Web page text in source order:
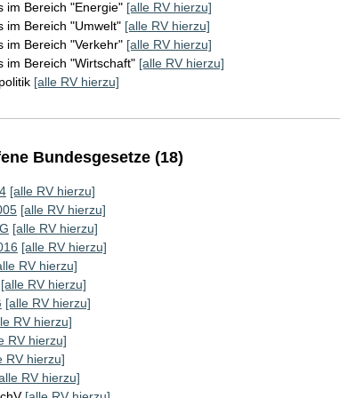
im Bereich "Energie" [alle RV hierzu]
im Bereich "Umwelt" [alle RV hierzu]
im Bereich "Verkehr" [alle RV hierzu]
im Bereich "Wirtschaft" [alle RV hierzu]
[alle RV hierzu]
Bundesgesetze (18)
[alle RV hierzu]
[alle RV hierzu]
[alle RV hierzu]
[alle RV hierzu]
RV hierzu]
[alle RV hierzu]
[alle RV hierzu]
RV hierzu]
RV hierzu]
RV hierzu]
RV hierzu]